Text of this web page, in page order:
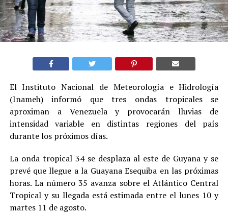
El Instituto Nacional de Meteorología e Hidrología
(Inameh) informó que tres ondas tropicales se
aproximan a Venezuela y provocarán lluvias de
intensidad variable en distintas regiones del país
durante los próximos días.
La onda tropical 34 se desplaza al este de Guyana y se
prevé que llegue a la Guayana Esequiba en las próximas
horas. La número 35 avanza sobre el Atlántico Central
Tropical y su llegada está estimada entre el lunes 10 y
martes 11 de agosto.